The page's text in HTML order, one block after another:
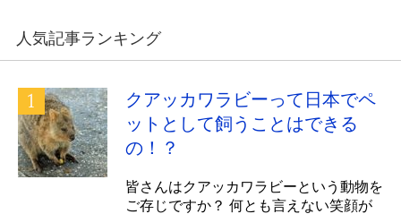
人気記事ランキング
クアッカワラビーって日本でペ
ットとして飼うことはできる
の！？
皆さんはクアッカワラビーという動物を
ご存じですか？ 何とも言えない笑顔が